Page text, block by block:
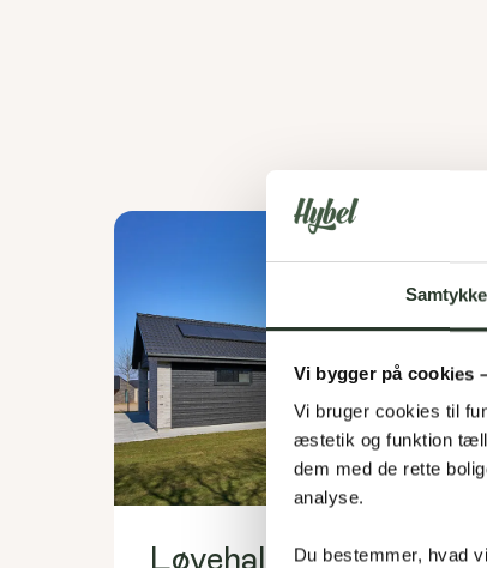
Samtykke
Vi bygger på cookies
Vi bruger cookies til
æstetik og funktion
dem med de rette
analyse.
Du bestemmer, hvad
Løvehalen 10